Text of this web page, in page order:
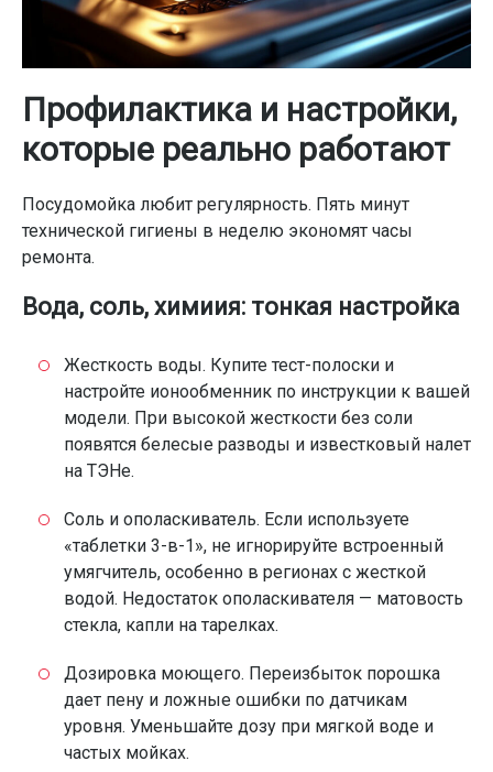
Профилактика и настройки,
которые реально работают
Посудомойка любит регулярность. Пять минут
технической гигиены в неделю экономят часы
ремонта.
Вода, соль, химиия: тонкая настройка
Жесткость воды. Купите тест-полоски и
настройте ионообменник по инструкции к вашей
модели. При высокой жесткости без соли
появятся белесые разводы и известковый налет
на ТЭНе.
Соль и ополаскиватель. Если используете
«таблетки 3-в-1», не игнорируйте встроенный
умягчитель, особенно в регионах с жесткой
водой. Недостаток ополаскивателя — матовость
стекла, капли на тарелках.
Дозировка моющего. Переизбыток порошка
дает пену и ложные ошибки по датчикам
уровня. Уменьшайте дозу при мягкой воде и
частых мойках.